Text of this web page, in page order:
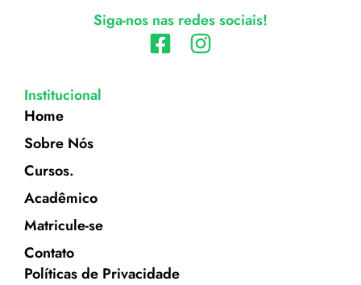
Siga-nos nas redes sociais!
Institucional
Home
Sobre Nós
Cursos.
Acadêmico
Matricule-se
Contato
Políticas de Privacidade